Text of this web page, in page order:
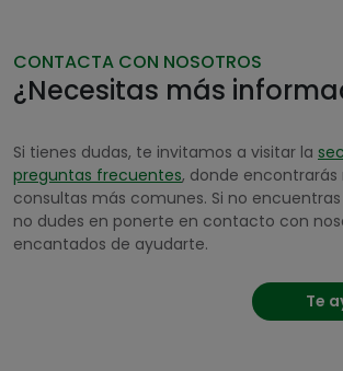
CONTACTA CON NOSOTROS
¿Necesitas más
Si tienes dudas, te invitamos a visitar la
preguntas frecuentes, donde encontrarás
consultas más comunes. Si no
no dudes en ponerte en contacto con
encantados de ayudarte.
Te